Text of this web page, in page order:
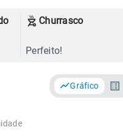
Churrasco
Perfeito!
Gráfico